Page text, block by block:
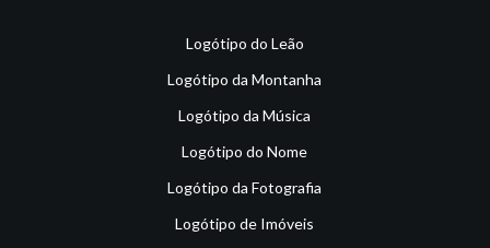
Logótipo do Leão
Logótipo da Montanha
Logótipo da Música
Logótipo do Nome
Logótipo da Fotografia
Logótipo de Imóveis